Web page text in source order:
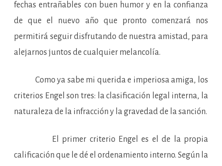
fechas entrañables con buen humor y en la confianza
de que el nuevo año que pronto comenzará nos
permitirá seguir disfrutando de nuestra amistad, para
alejarnos juntos de cualquier melancolía.
Como ya sabe mi querida e imperiosa amiga, los
criterios Engel son tres: la clasificación legal interna, la
naturaleza de la infracción y la gravedad de la sanción.
El primer criterio Engel es el de la propia
calificación que le dé el ordenamiento interno. Según la